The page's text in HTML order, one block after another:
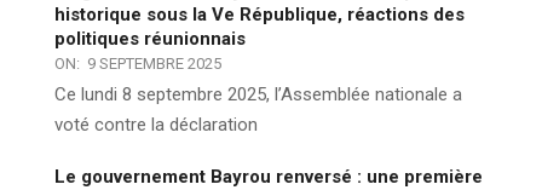
historique sous la Ve République, réactions des
politiques réunionnais
ON: 9 SEPTEMBRE 2025
Ce lundi 8 septembre 2025, l’Assemblée nationale a
voté contre la déclaration
Le gouvernement Bayrou renversé : une première